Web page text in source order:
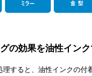
の効果を油性イン
理すると、油性インクの付